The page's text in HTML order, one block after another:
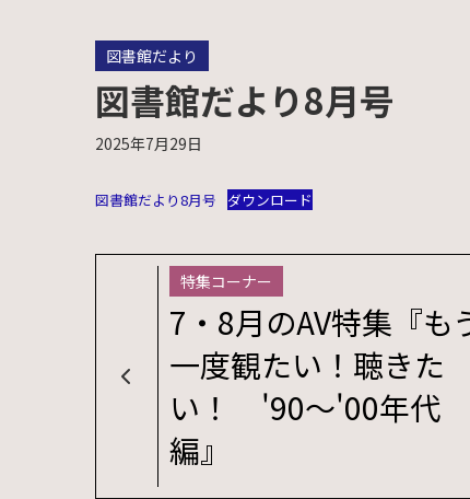
図書館だより
図書館だより8月号
2025年7月29日
図書館だより8月号 ダウンロード
特集コーナー
7・8月のAV特集『も
一度観たい！聴きた
い！ '90～'00年代
編』